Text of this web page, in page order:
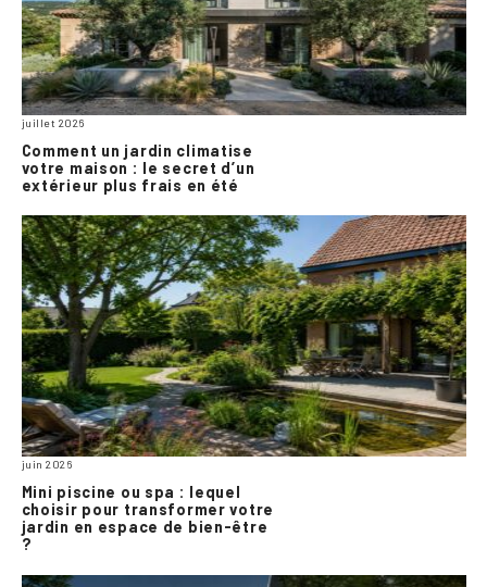
juillet 2026
Comment un jardin climatise
votre maison : le secret d’un
extérieur plus frais en été
juin 2026
Mini piscine ou spa : lequel
choisir pour transformer votre
jardin en espace de bien-être
?